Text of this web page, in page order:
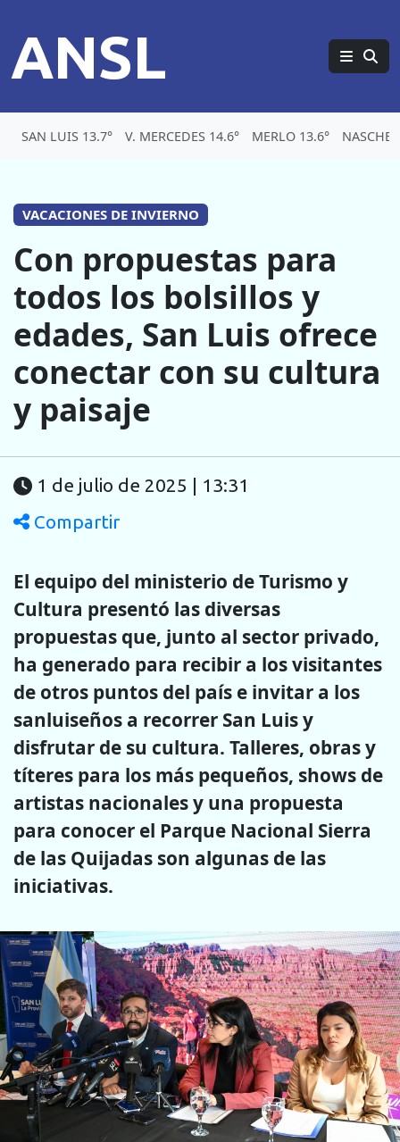
ANSL
SAN LUIS 13.7° V. MERCEDES 14.6° MERLO 13.6°
VACACIONES DE INVIERNO
Con propuestas para
todos los bolsillos y
edades, San Luis ofrece
conectar con su cultura
y paisaje
1 de julio de 2025 | 13:31
Compartir
El equipo del ministerio de Turismo y
Cultura presentó las diversas
propuestas que, junto al sector privado,
ha generado para recibir a los visitantes
de otros puntos del país e invitar a los
sanluiseños a recorrer San Luis y
disfrutar de su cultura. Talleres, obras y
títeres para los más pequeños, shows de
artistas nacionales y una propuesta
para conocer el Parque Nacional Sierra
de las Quijadas son algunas de las
iniciativas.